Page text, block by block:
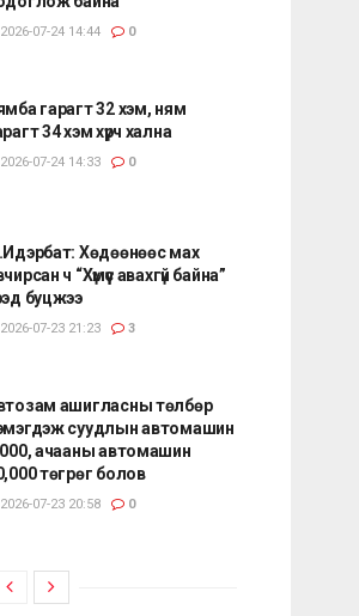
07-24 14:44 0
гарагт 32 хэм, ням
34 хэм хүрч хална
07-24 14:33 0
Хөдөөнөөс мах
ч “Хүмүүс авахгүй байна”
буцжээ
07-23 21:23 3
ашигласны төлбөр
суудлын автомашин
ачааны автомашин
төгрөг болов
07-23 20:58 0